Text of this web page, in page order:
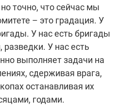
точно, что сейчас мы
– это градация. У
У нас есть бригады
У нас есть
выполняет задачи на
сдерживая врага,
останавливая их
годами.